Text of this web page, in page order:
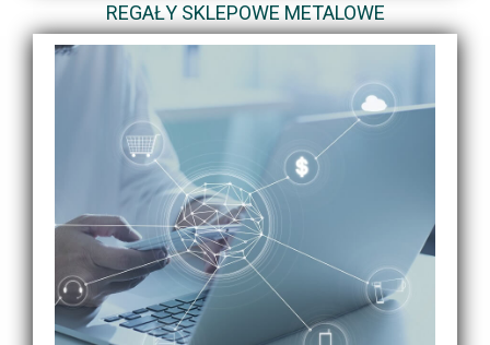
REGAŁY SKLEPOWE METALOWE